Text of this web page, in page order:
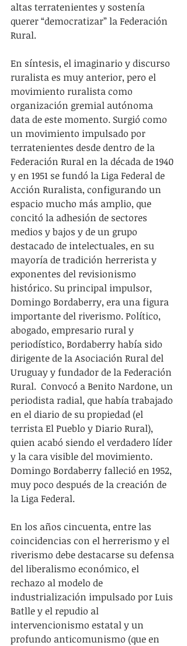
altas terratenientes y sostenía
querer “democratizar” la Federación
Rural.
En síntesis, el imaginario y discurso
ruralista es muy anterior, pero el
movimiento ruralista como
organización gremial autónoma
data de este momento. Surgió como
un movimiento impulsado por
terratenientes desde dentro de la
Federación Rural en la década de 1940
y en 1951 se fundó la Liga Federal de
Acción Ruralista, configurando un
espacio mucho más amplio, que
concitó la adhesión de sectores
medios y bajos y de un grupo
destacado de intelectuales, en su
mayoría de tradición herrerista y
exponentes del revisionismo
histórico. Su principal impulsor,
Domingo Bordaberry, era una figura
importante del riverismo. Político,
abogado, empresario rural y
periodístico, Bordaberry había sido
dirigente de la Asociación Rural del
Uruguay y fundador de la Federación
Rural.  Convocó a Benito Nardone, un
periodista radial, que había trabajado
en el diario de su propiedad (el
terrista El Pueblo y Diario Rural),
quien acabó siendo el verdadero líder
y la cara visible del movimiento.
Domingo Bordaberry falleció en 1952,
muy poco después de la creación de
la Liga Federal.
En los años cincuenta, entre las
coincidencias con el herrerismo y el
riverismo debe destacarse su defensa
del liberalismo económico, el
rechazo al modelo de
industrialización impulsado por Luis
Batlle y el repudio al
intervencionismo estatal y un
profundo anticomunismo (que en